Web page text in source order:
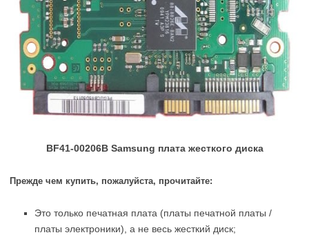
BF41-00206B Samsung плата жесткого диска
Прежде чем купить, пожалуйста, прочитайте:
Это только печатная плата (платы печатной платы /
платы электроники), а не весь жесткий диск;